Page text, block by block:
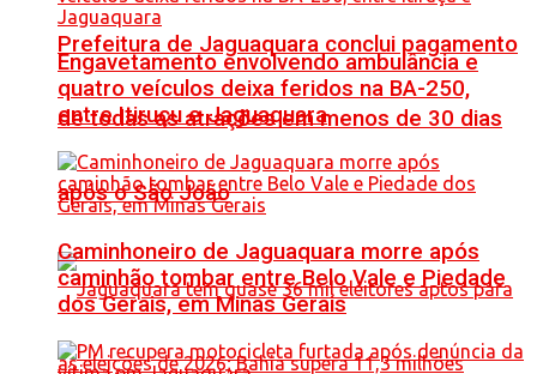
Prefeitura de Jaguaquara conclui pagamento
de todas as atrações em menos de 30 dias
após o São João
Engavetamento envolvendo ambulância e
quatro veículos deixa feridos na BA-250,
entre Itiruçu e Jaguaquara
Caminhoneiro de Jaguaquara morre após
caminhão tombar entre Belo Vale e Piedade
dos Gerais, em Minas Gerais